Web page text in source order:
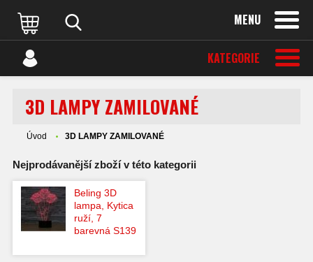
MENU
KATEGORIE
3D LAMPY ZAMILOVANÉ
Úvod 3D LAMPY ZAMILOVANÉ
Nejprodávanější zboží v této kategorii
Beling 3D
lampa, Kytica
ruží, 7
barevná S139